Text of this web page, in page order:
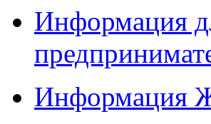
Информация
Информация